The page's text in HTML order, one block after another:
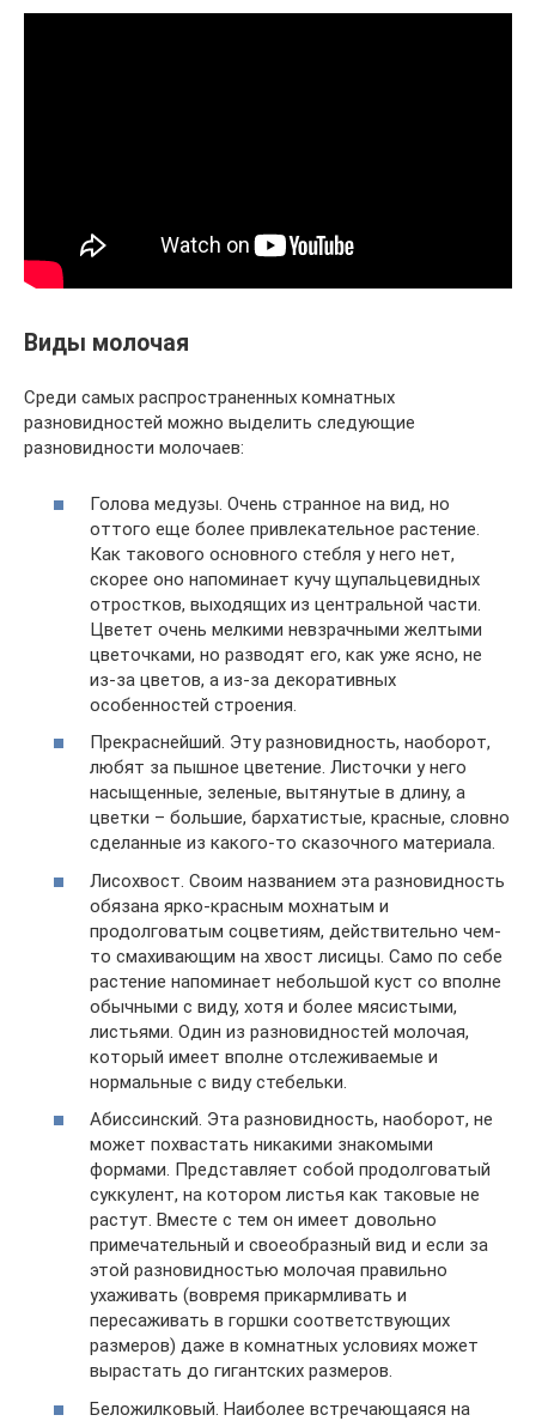
Виды молочая
Среди самых распространенных комнатных
разновидностей можно выделить следующие
разновидности молочаев:
Голова медузы. Очень странное на вид, но
оттого еще более привлекательное растение.
Как такового основного стебля у него нет,
скорее оно напоминает кучу щупальцевидных
отростков, выходящих из центральной части.
Цветет очень мелкими невзрачными желтыми
цветочками, но разводят его, как уже ясно, не
из-за цветов, а из-за декоративных
особенностей строения.
Прекраснейший. Эту разновидность, наоборот,
любят за пышное цветение. Листочки у него
насыщенные, зеленые, вытянутые в длину, а
цветки – большие, бархатистые, красные, словно
сделанные из какого-то сказочного материала.
Лисохвост. Своим названием эта разновидность
обязана ярко-красным мохнатым и
продолговатым соцветиям, действительно чем-
то смахивающим на хвост лисицы. Само по себе
растение напоминает небольшой куст со вполне
обычными с виду, хотя и более мясистыми,
листьями. Один из разновидностей молочая,
который имеет вполне отслеживаемые и
нормальные с виду стебельки.
Абиссинский. Эта разновидность, наоборот, не
может похвастать никакими знакомыми
формами. Представляет собой продолговатый
суккулент, на котором листья как таковые не
растут. Вместе с тем он имеет довольно
примечательный и своеобразный вид и если за
этой разновидностью молочая правильно
ухаживать (вовремя прикармливать и
пересаживать в горшки соответствующих
размеров) даже в комнатных условиях может
вырастать до гигантских размеров.
Беложилковый. Наиболее встречающаяся на